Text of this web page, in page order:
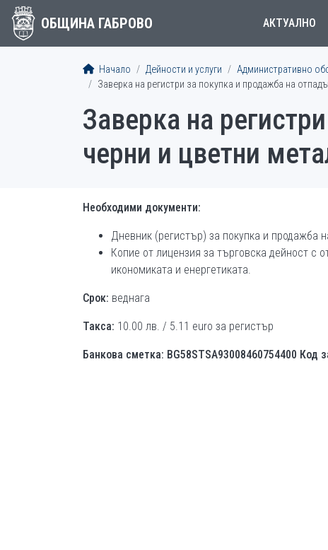
ОБЩИНА ГАБРОВО АКТУАЛНО
Начало Дейности и услуги Административно
Заверка на регистри за покупка и продажба на
Заверка на
черни и цветни
Необходими документи:
Дневник (регистър) за покупка и продажба
Копие от лицензия за търговска дейност с
икономиката и енергетиката.
Срок: веднага
Такса: 10.00 лв. / 5.11 euro за регистър
Банкова сметка: BG58STSA93008460754400 Код